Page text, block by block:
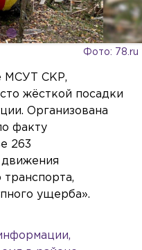
Фото: 78.ru
МСУТ СКР,
жёсткой посадки
Организована
факту
263
транспорта,
ущерба».